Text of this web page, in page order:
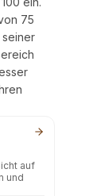
75
auf
und